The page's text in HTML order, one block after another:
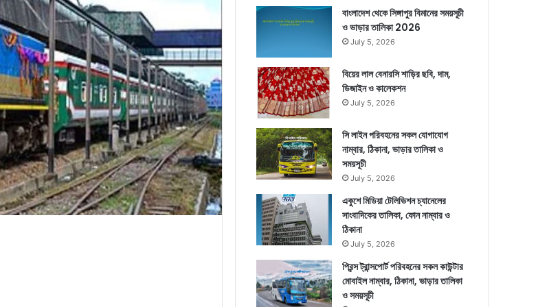
বাংলাদেশ থেকে সিঙ্গাপুর বিমানের সময়সূচী
ও ভাড়ার তালিকা 2026
July 5, 2026
বিয়ের লাল বেনারসি শাড়ির ছবি, দাম,
ডিজাইন ও কালেকশন
July 5, 2026
সি লাইন পরিবহনের সকল যোগাযোগ
নাম্বার, ঠিকানা, ভাড়ার তালিকা ও
সময়সূচী
July 5, 2026
একুশে মিডিয়া টেলিভিশন চ্যানেলের
সাংবাদিকের তালিকা, ফোন নাম্বার ও
ঠিকানা
July 5, 2026
প্রিন্স ট্রান্সপোর্ট পরিবহনের সকল কাউন্টার
মোবাইল নাম্বার, ঠিকানা, ভাড়ার তালিকা
ও সময়সূচী